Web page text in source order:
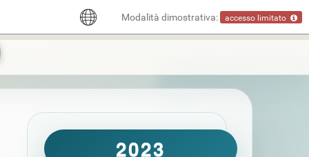
Modalità dimostrativa: accesso limitato
2023